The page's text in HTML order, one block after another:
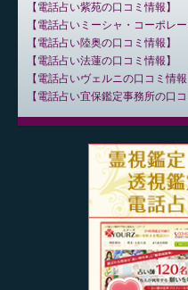
電話占い紫苑の口コミ情報
電話占いミーシャ・コーポレ
電話占い陸奥の口コミ情報
電話占い法蓮の口コミ情報
電話占いヴェルニの口コミ情報
電話占い宜保鑑定事務所の口